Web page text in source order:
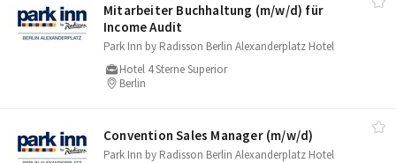
Mitarbeiter Buchhaltung (m/​w/​d) für
Income Audit
Park Inn by Radisson Berlin Alexanderplatz Hotel
Hotel 4 Sterne Superior
Berlin
Convention Sales Manager (m/​w/​d)
Park Inn by Radisson Berlin Alexanderplatz Hotel